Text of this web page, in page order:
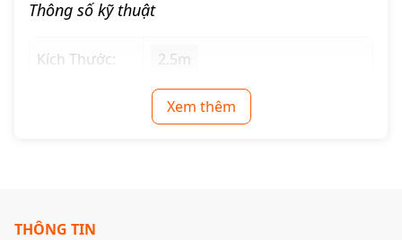
Audiomeca S30 sử dụng lõi đồng OFC đạt độ tinh khiết cực
thường được sử dụng trong thiết bị y tế và hàng không. Loại
Truyền dẫn tín hiệu âm thanh sạch hơn, rõ nét hơn
Thông số kỹ thuật
Kích Thước: 2.5m
Xem thêm
THÔNG TIN